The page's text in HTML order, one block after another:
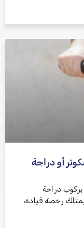
أو دراجة
ثاني 2019، يُسمح بركوب دراجة
رخصة قيادة،